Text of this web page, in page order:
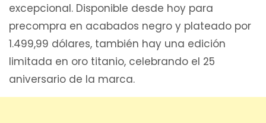
excepcional. Disponible desde hoy para
precompra en acabados negro y plateado por
1.499,99 dólares, también hay una edición
limitada en oro titanio, celebrando el 25
aniversario de la marca.